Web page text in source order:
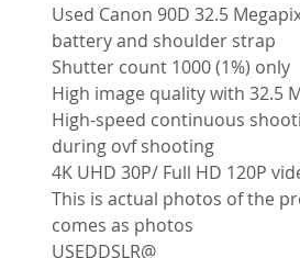
Used Canon 90D 32.5
battery and shoulder strap
Shutter count 1000 (1%) only
High image quality with 32.5
High-speed continuous
during ovf shooting
4K UHD 30P/ Full HD 120P
This is actual photos of the
comes as photos
@USEDDSLR